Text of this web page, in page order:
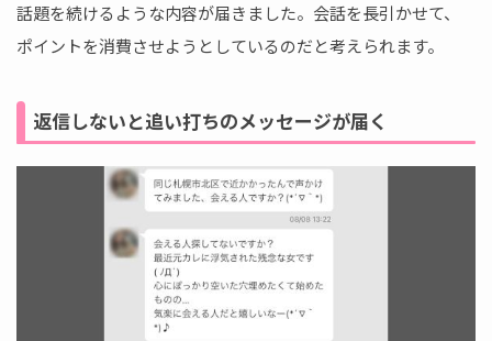
話題を続けるような内容が届きました。会話を長引かせて、
ポイントを消費させようとしているのだと考えられます。
返信しないと追い打ちのメッセージが届く